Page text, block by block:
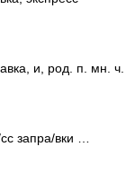
и, род. п. мн. ч.
запра/вки …